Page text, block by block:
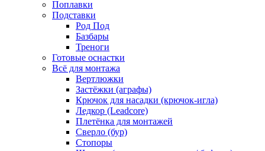
Поплавки
Подставки
Род Под
Базбары
Треноги
Готовые оснастки
Всё для монтажа
Вертлюжки
Застёжки (аграфы)
Крючок для насадки (крючок-игла)
Ледкор (Leadcore)
Плетёнка для монтажей
Сверло (бур)
Стопоры